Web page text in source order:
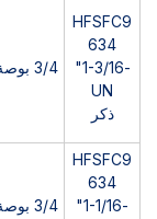
HFSFC9
634
-1-3/16"
UN
ذكر
3/4 بوصة
HFSFC9
634
-1-1/16"
3/4 بوصة